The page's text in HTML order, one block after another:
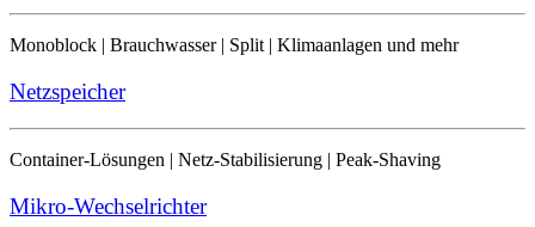
Monoblock | Brauchwasser | Split | Klimaanlagen und mehr
Netzspeicher
Container-Lösungen | Netz-Stabilisierung | Peak-Shaving
Mikro-Wechselrichter